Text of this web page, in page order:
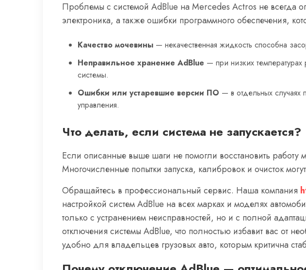
Проблемы с системой AdBlue на Mercedes Actros не всегда
электроника, а также ошибки программного обеспечения,
Качество мочевины — некачественная жидкость способна
Неправильное хранение AdBlue — при низких
системы.
Ошибки или устаревшие версии ПО — в отдельных
управления.
Что делать, если система не запускается?
Если описанные выше шаги не помогли восстановить работу
Многочисленные попытки запуска, калибровок и очисток
Обращайтесь в профессиональный сервис. Наша компания
настройкой систем AdBlue на всех марках и моделях
только с устранением неисправностей, но и с полной
отключения системы AdBlue, что полностью избавит вас от
удобно для владельцев грузовых авто, которым критична